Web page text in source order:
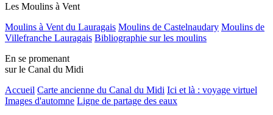
Les Moulins à Vent
Moulins à Vent du Lauragais Moulins de Castelnaudary Moulins de
Villefranche Lauragais Bibliographie sur les moulins
En se promenant
sur le Canal du Midi
Accueil Carte ancienne du Canal du Midi Ici et là : voyage virtuel
Images d'automne Ligne de partage des eaux